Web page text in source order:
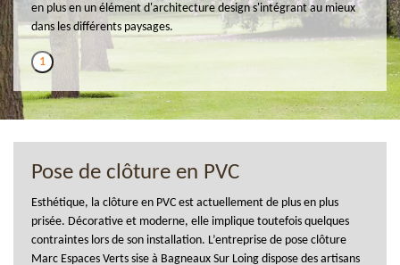
en plus en un élément d'architecture design s'intégrant au mieux
dans les différents paysages.
1
Pose de clôture en PVC
Esthétique, la clôture en PVC est actuellement de plus en plus
prisée. Décorative et moderne, elle implique toutefois quelques
contraintes lors de son installation. L’entreprise de pose clôture
Marc Espaces Verts sise à Bagneaux Sur Loing dispose des artisans